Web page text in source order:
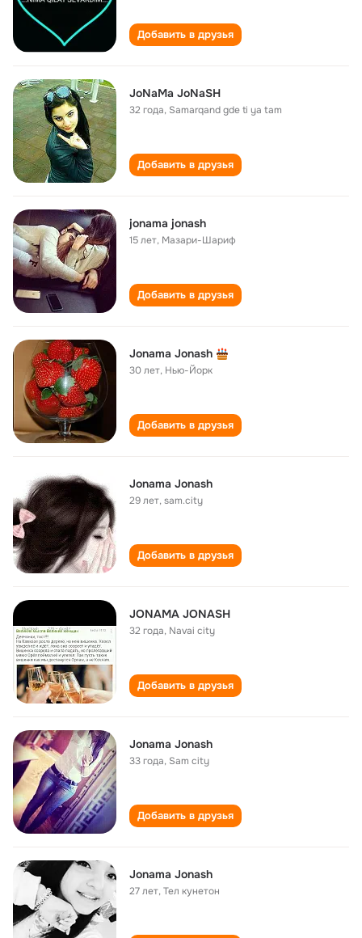
Добавить в друзья
JoNaMa JoNaSH
32 года, Samarqand gde ti ya tam
Добавить в друзья
jonama jonash
15 лет, Мазари-Шариф
Добавить в друзья
Jonama Jonash
30 лет, Нью-Йорк
Добавить в друзья
Jonama Jonash
29 лет,sam.city
Добавить в друзья
JONAMA JONASH
32 года, Navai city
Добавить в друзья
Jonama Jonash
33 года, Sam city
Добавить в друзья
Jonama Jonash
27 лет,Тел кунетон